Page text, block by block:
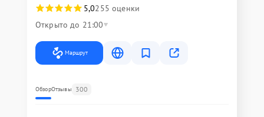
5,0255 оценки
Открыто до 21:00
Маршрут
ОбзорОтзывы 300